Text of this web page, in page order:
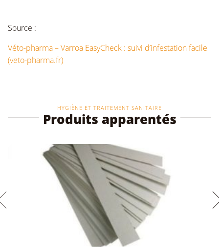
Source :
Véto-pharma – Varroa EasyCheck : suivi d’infestation facile
(veto-pharma.fr)
HYGIÈNE ET TRAITEMENT SANITAIRE
Produits apparentés